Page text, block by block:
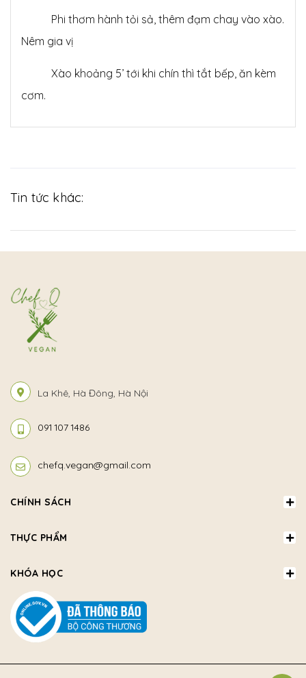
Phi thơm hành tỏi sả, thêm đạm chay vào xào.
Nêm gia vị
Xào khoảng 5’ tới khi chín thì tắt bếp, ăn kèm
cơm.
Tin tức khác:
La Khê, Hà Đông, Hà Nội
091 107 1486
chefq.vegan@gmail.com
CHÍNH SÁCH
THỰC PHẨM
KHÓA HỌC